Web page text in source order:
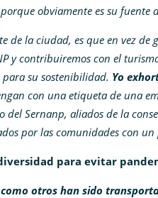
obviamente es su fuente
de la ciudad, es que en vez
y contribuiremos con el
su sostenibilidad. Yo
con una etiqueta de una
del Sernanp, aliados de la
por las comunidades con
para evitar
otros han sido